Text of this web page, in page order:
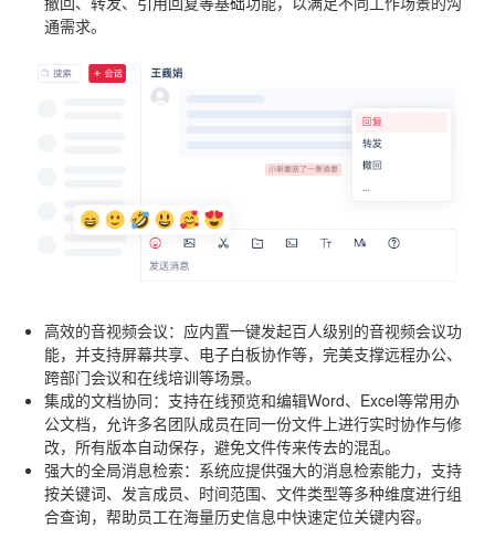
通需求。
高效的音视频会议：应内置一键发起百人级别的音视频会议功
能，并支持屏幕共享、电子白板协作等，完美支撑远程办公、
跨部门会议和在线培训等场景。
集成的文档协同：支持在线预览和编辑Word、Excel等常用办
公文档，允许多名团队成员在同一份文件上进行实时协作与修
改，所有版本自动保存，避免文件传来传去的混乱。
强大的全局消息检索：系统应提供强大的消息检索能力，支持
按关键词、发言成员、时间范围、文件类型等多种维度进行组
合查询，帮助员工在海量历史信息中快速定位关键内容。